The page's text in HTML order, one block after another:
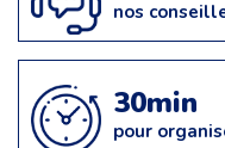
nos
30min
pour